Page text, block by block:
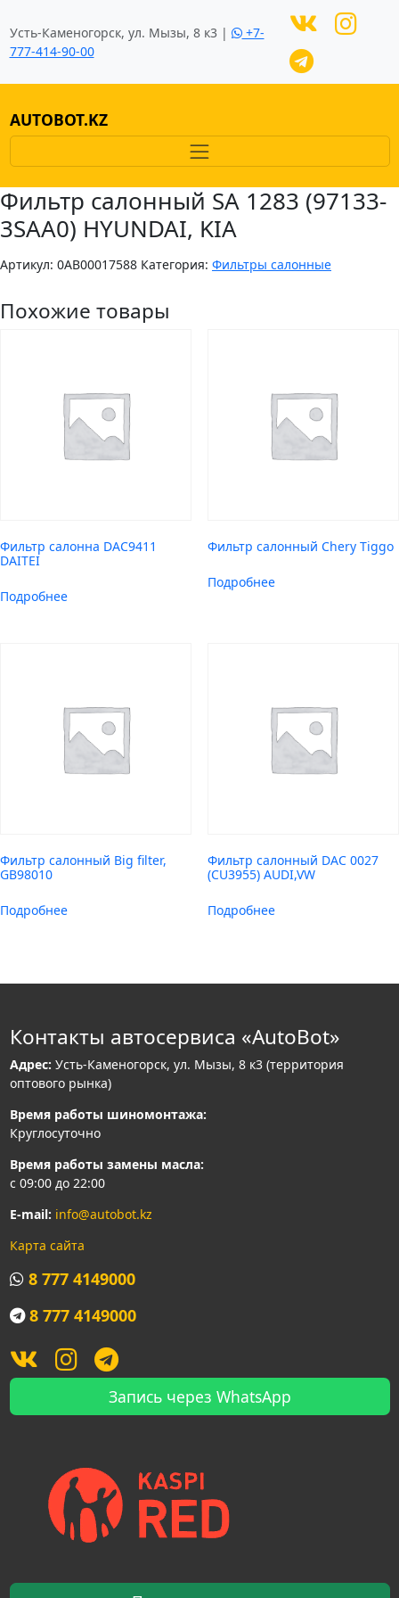
Усть-Каменогорск, ул. Мызы, 8 к3 |
+7-
777-414-90-00
AUTOBOT.KZ
Фильтр салонный SA 1283 (97133-
3SAA0) HYUNDAI, KIA
Артикул: 0AB00017588 Категория: Фильтры салонные
Похожие товары
Фильтр салонна DAC9411
DAITEI
Подробнее
Фильтр салонный Chery Tiggo
Подробнее
Фильтр салонный Big filter,
GB98010
Подробнее
Фильтр салонный DAC 0027
(CU3955) AUDI,VW
Подробнее
Контакты автосервиса «AutoBot»
Адрес: Усть-Каменогорск, ул. Мызы, 8 к3 (территория
оптового рынка)
Время работы шиномонтажа:
Круглосуточно
Время работы замены масла:
с 09:00 до 22:00
E-mail: info@autobot.kz
Карта сайта
8 777 4149000
8 777 4149000
Запись через WhatsApp